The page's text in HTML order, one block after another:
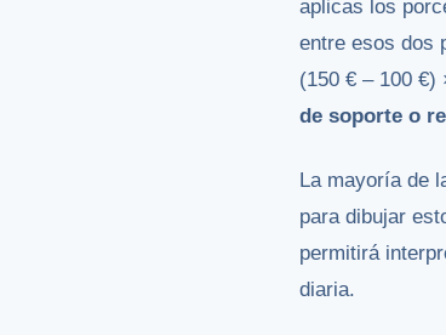
aplicas los
entre esos dos
(150 € – 100
de soporte o
La mayoría de
para dibujar
permitirá
diaria.